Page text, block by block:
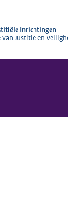
Inrichtingen
Justitie en